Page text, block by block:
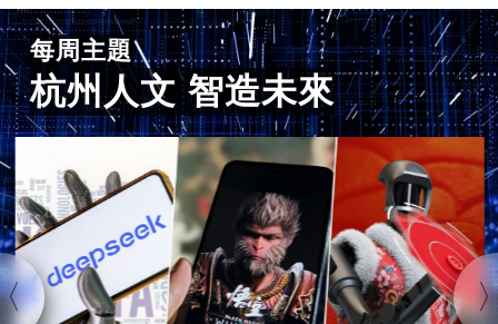
每周主題
杭州人文 智造未來